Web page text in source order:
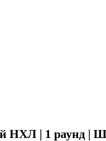
НХЛ | 1 раунд |